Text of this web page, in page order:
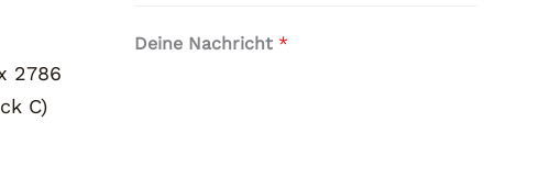
2786
C)
Deine Nachricht *